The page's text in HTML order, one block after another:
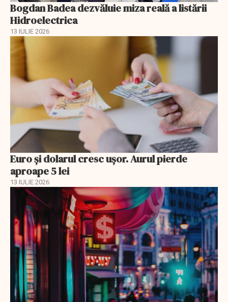
Bogdan Badea dezvăluie miza reală a listării
Hidroelectrica
13 IULIE 2026
Euro și dolarul cresc ușor. Aurul pierde
aproape 5 lei
13 IULIE 2026